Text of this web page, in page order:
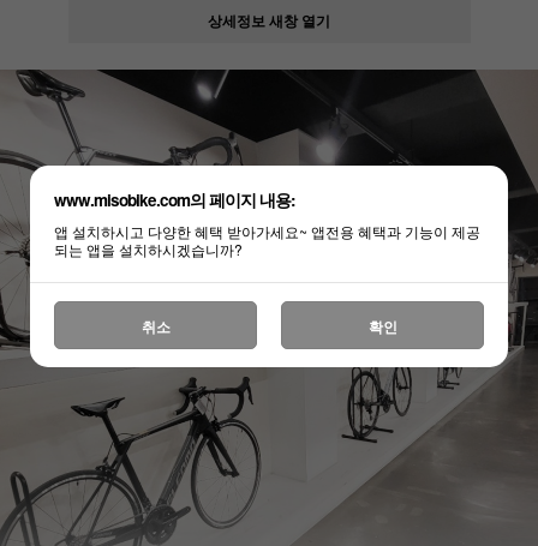
상세정보 새창 열기
www.misobike.com의 페이지 내용:
앱 설치하시고 다양한 혜택 받아가세요~ 앱전용 혜택과 기능이 제공
되는 앱을 설치하시겠습니까?
취소 확인